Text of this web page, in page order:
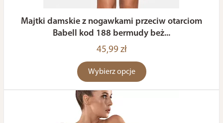
Majtki damskie z nogawkami przeciw otarciom
Babell kod 188 bermudy beż...
45,99 zł
Wybierz opcje